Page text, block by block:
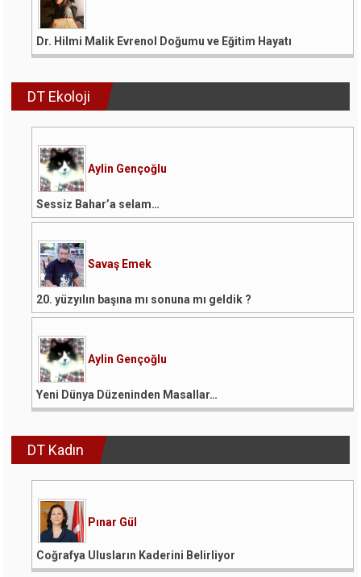
Dr. Hilmi Malik Evrenol Doğumu ve Eğitim Hayatı
DT Ekoloji
Aylin Gençoğlu
Sessiz Bahar’a selam…
Savaş Emek
20. yüzyılın başına mı sonuna mı geldik ?
Aylin Gençoğlu
Yeni Dünya Düzeninden Masallar…
DT Kadın
Pınar Gül
Coğrafya Ulusların Kaderini Belirliyor